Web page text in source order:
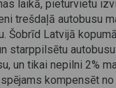
laikā, pieturvietu
trešdaļā autobusu
Šobrīd Latvijā
starppilsētu
un tikai nepilni 2%
kompensēt